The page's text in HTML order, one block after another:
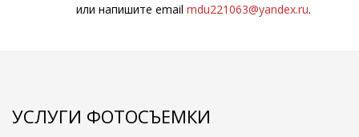
или напишите email mdu221063@yandex.ru.
УСЛУГИ ФОТОСЪЕМКИ